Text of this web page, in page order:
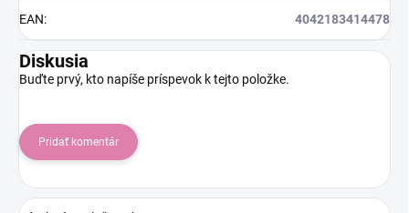
EAN: 4042183414478
Diskusia
Buďte prvý, kto napíše príspevok k tejto položke.
Pridať komentár